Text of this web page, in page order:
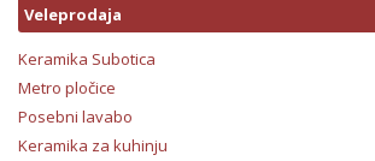
Veleprodaja
Keramika Subotica
Metro pločice
Posebni lavabo
Keramika za kuhinju